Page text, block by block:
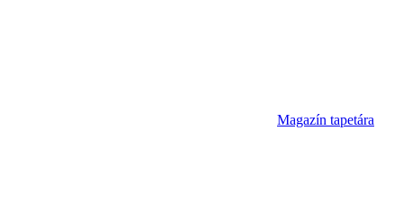
Magazín tapetára